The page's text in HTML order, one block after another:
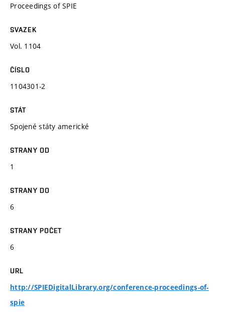
Proceedings of SPIE
SVAZEK
Vol. 1104
ČÍSLO
1104301-2
STÁT
Spojené státy americké
STRANY OD
1
STRANY DO
6
STRANY POČET
6
URL
http://SPIEDigitalLibrary.org/conference-proceedings-of-
spie